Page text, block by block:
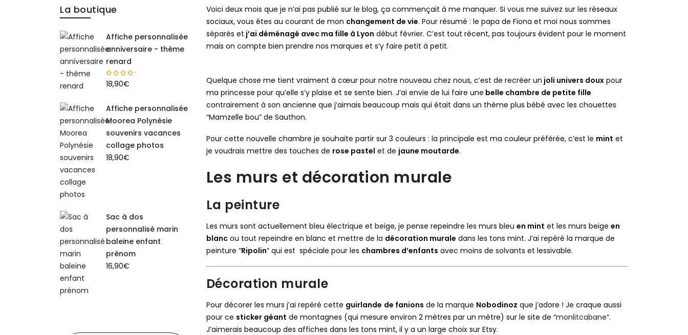
Voici deux mois que je n’ai pas publié sur le blog, ça commençait à me manquer. Si vous me suivez sur les réseaux
sociaux, vous êtes au courant de mon changement de vie. Pour résumé : le papa de Fiona et moi nous sommes
séparés et j’ai déménagé avec ma fille à Lyon début février. C’est tout récent, pas toujours évident pour le moment
mais on compte bien prendre nos marques et s’y faire petit à petit.
Quelque chose me tient vraiment à cœur pour notre nouveau chez nous, c’est de recréer un joli univers douxpour
ma princesse pour qu’elle s’y plaise et se sente bien. J’ai envie de lui faire une belle chambre de petite fille
contrairement à son ancienne que j’aimais beaucoup mais qui était dans un thème plus bébé avec les chouettes
“Mamzelle bou” de Sauthon.
Pour cette nouvelle chambre je souhaite partir sur 3 couleurs : la principale est ma couleur préférée, c’est le mint et
je voudrais mettre des touches de rose pastel et de jaune moutarde.
Les murs et décoration murale
La peinture
Les murs sont actuellement bleu électrique et beige, je pense repeindre les murs bleu en mint et les murs beige en
blancou tout repeindre en blanc et mettre de la décoration murale dans les tons mint. J’ai repéré la marque de
peinture “Ripolin” qui est spéciale pour les chambres d’enfants avec moins de solvants et lessivable.
Décoration murale
Pour décorer les murs j’ai repéré cette guirlande de fanions de la marque Nobodinoz que j’adore ! Je craque aussi
pour ce sticker géant de montagnes (qui mesure environ 2 mètres par un mètre) sur le site de “monlitcabane“.
J’aimerais beaucoup des affiches dans les tons mint, il y a un large choix sur Etsy.
La boutique
Affiche personnalisée
anniversaire - thème
renard
18,90€
Affiche personnalisée
Moorea Polynésie
souvenirs vacances
collage photos
18,90€
Sac à dos
personnalisé marin
baleine enfant
prénom
16,90€